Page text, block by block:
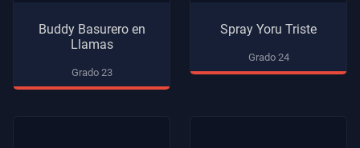
Buddy Basurero en
Llamas
Grado 23
Spray Yoru Triste
Grado 24